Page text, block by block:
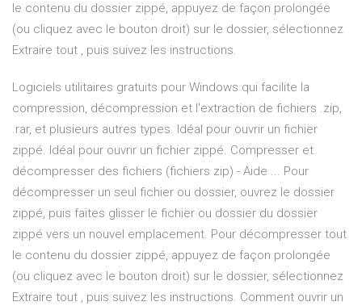
le contenu du dossier zippé, appuyez de façon prolongée
(ou cliquez avec le bouton droit) sur le dossier, sélectionnez
Extraire tout , puis suivez les instructions.
Logiciels utilitaires gratuits pour Windows qui facilite la
compression, décompression et l'extraction de fichiers .zip,
.rar, et plusieurs autres types. Idéal pour ouvrir un fichier
zippé. Idéal pour ouvrir un fichier zippé. Compresser et
décompresser des fichiers (fichiers zip) - Aide ... Pour
décompresser un seul fichier ou dossier, ouvrez le dossier
zippé, puis faites glisser le fichier ou dossier du dossier
zippé vers un nouvel emplacement. Pour décompresser tout
le contenu du dossier zippé, appuyez de façon prolongée
(ou cliquez avec le bouton droit) sur le dossier, sélectionnez
Extraire tout , puis suivez les instructions. Comment ouvrir un